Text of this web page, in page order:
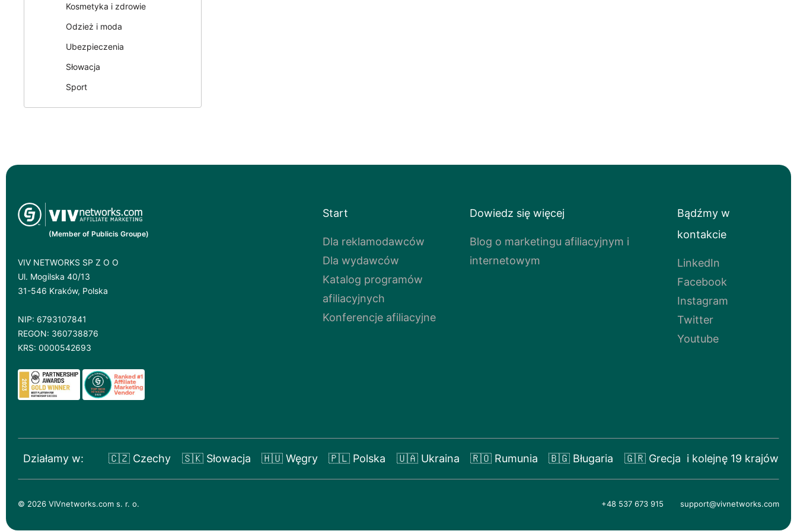
Kosmetyka i zdrowie
Odzież i moda
Ubezpieczenia
Słowacja
Sport
(Member of Publicis Groupe)
VIV NETWORKS SP Z O O
Ul. Mogilska 40/13
31-546 Kraków, Polska
NIP: 6793107841
REGON: 360738876
KRS: 0000542693
Start
Dla reklamodawców
Dla wydawców
Katalog programów
afiliacyjnych
Konferencje afiliacyjne
Dowiedz się więcej
Blog o marketingu afiliacyjnym i
internetowym
Bądźmy w
kontakcie
LinkedIn
Facebook
Instagram
Twitter
Youtube
Działamy w: 🇨🇿 Czechy 🇸🇰 Słowacja 🇭🇺 Węgry 🇵🇱 Polska 🇺🇦 Ukraina 🇷🇴 Rumunia 🇧🇬 Bługaria 🇬🇷 Grecja i kolejnę 19 krajów
© 2026 VIVnetworks.com s. r. o. +48 537 673 915 support@vivnetworks.com